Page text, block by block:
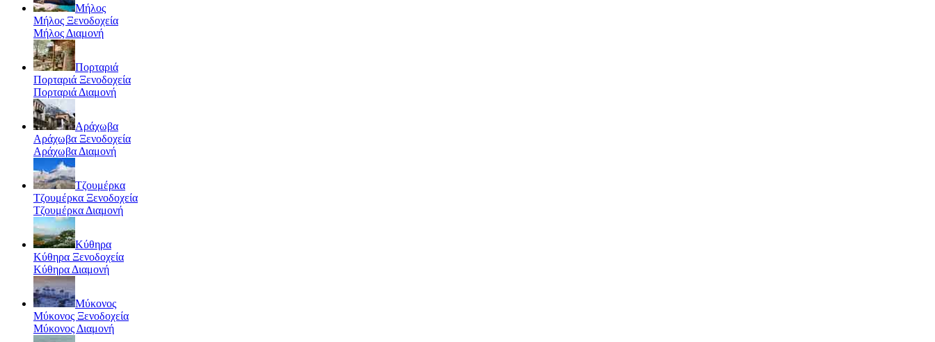
Μήλος
Μήλος Ξενοδοχεία
Μήλος Διαμονή
Πορταριά
Πορταριά Ξενοδοχεία
Πορταριά Διαμονή
Αράχωβα
Αράχωβα Ξενοδοχεία
Αράχωβα Διαμονή
Τζουμέρκα
Τζουμέρκα Ξενοδοχεία
Τζουμέρκα Διαμονή
Κύθηρα
Κύθηρα Ξενοδοχεία
Κύθηρα Διαμονή
Μύκονος
Μύκονος Ξενοδοχεία
Μύκονος Διαμονή